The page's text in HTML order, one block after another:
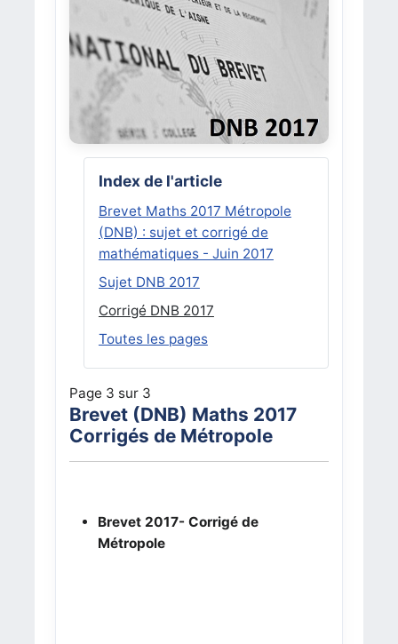
Index de l'article
Brevet Maths 2017 Métropole
(DNB) : sujet et corrigé de
mathématiques - Juin 2017
Sujet DNB 2017
Corrigé DNB 2017
Toutes les pages
Page 3 sur 3
Brevet (DNB) Maths 2017
Corrigés de Métropole
Brevet 2017- Corrigé de
Métropole